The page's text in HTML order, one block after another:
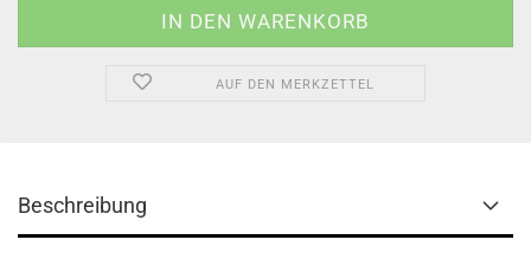
AUF DEN MERKZETTEL
Beschreibung